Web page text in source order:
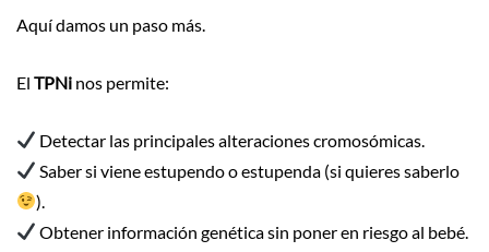
Aquí damos un paso más.
El TPNi nos permite:
Detectar las principales alteraciones cromosómicas.
Saber si viene estupendo o estupenda (si quieres saberlo
).
Obtener información genética sin poner en riesgo al bebé.